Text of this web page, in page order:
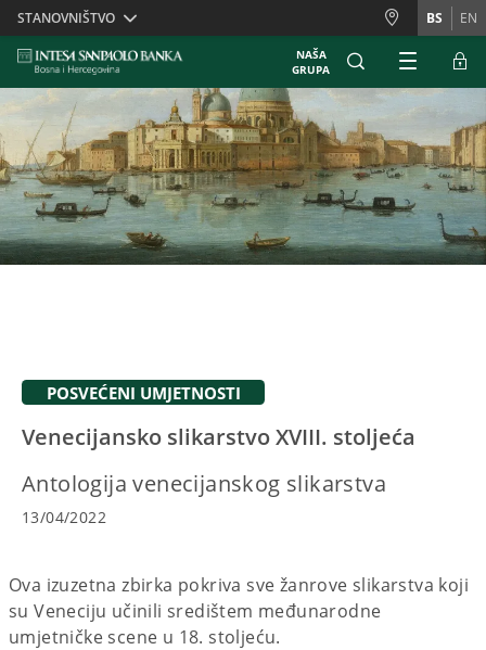
Skiplinks
STANOVNIŠTVO BS EN
NAŠA
GRUPA
POSVEĆENI UMJETNOSTI
Venecijansko slikarstvo XVIII. stoljeća
Antologija venecijanskog slikarstva
13/04/2022
Ova izuzetna zbirka pokriva sve žanrove slikarstva koji
su Veneciju učinili središtem međunarodne
umjetničke scene u 18. stoljeću.